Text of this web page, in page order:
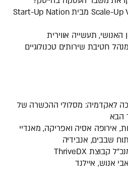
, מנכ"לית Scale-Up Velocity מבית Start-Up Nation
האנושי, תעשייה אווירית
חטיבת שירותים טכנולוגיים
לא מחכה לאקדמיה: מסלולי ההכשרה של
הבא
אירופה אסיה ואפריקה, מאנדיי
שבבים, אנבידיה
אנוש, איילנד